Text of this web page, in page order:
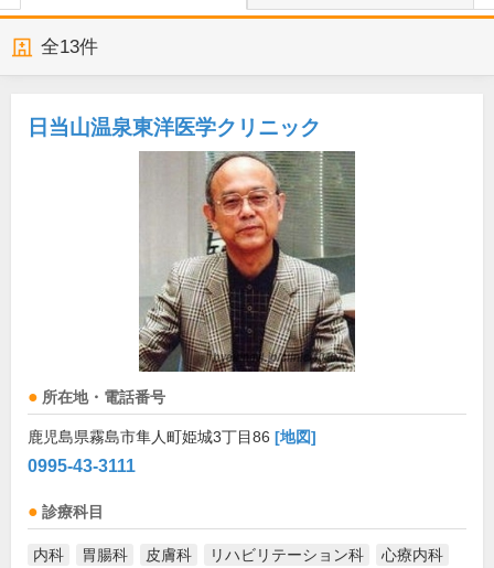
全13件
日当山温泉東洋医学クリニック
所在地・電話番号
鹿児島県霧島市隼人町姫城3丁目86 [地図]
0995-43-3111
診療科目
内科 胃腸科 皮膚科 リハビリテーション科 心療内科